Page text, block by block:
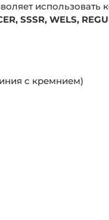
использовать
SSSR, WELS,
с кремнием)